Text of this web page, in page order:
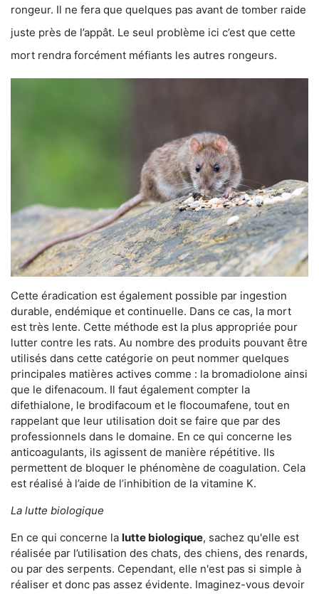
rongeur. Il ne fera que quelques pas avant de tomber raide
juste près de l’appât. Le seul problème ici c’est que cette
mort rendra forcément méfiants les autres rongeurs.
Cette éradication est également possible par ingestion
durable, endémique et continuelle. Dans ce cas, la mort
est très lente. Cette méthode est la plus appropriée pour
lutter contre les rats. Au nombre des produits pouvant être
utilisés dans cette catégorie on peut nommer quelques
principales matières actives comme : la bromadiolone ainsi
que le difenacoum. Il faut également compter la
difethialone, le brodifacoum et le flocoumafene, tout en
rappelant que leur utilisation doit se faire que par des
professionnels dans le domaine. En ce qui concerne les
anticoagulants, ils agissent de manière répétitive. Ils
permettent de bloquer le phénomène de coagulation. Cela
est réalisé à l’aide de l’inhibition de la vitamine K.
La lutte biologique
En ce qui concerne la lutte biologique, sachez qu'elle est
réalisée par l’utilisation des chats, des chiens, des renards,
ou par des serpents. Cependant, elle n'est pas si simple à
réaliser et donc pas assez évidente. Imaginez-vous devoir